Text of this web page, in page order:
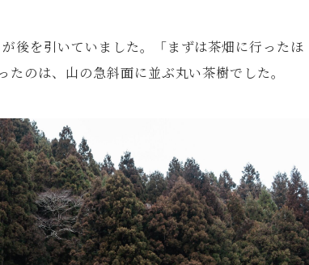
後を引いていました。「まずは茶畑に行ったほ
のは、山の急斜面に並ぶ丸い茶樹でした。